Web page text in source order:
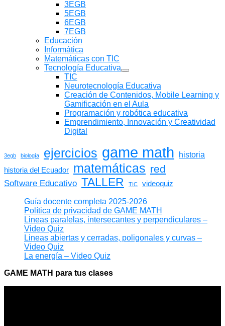
3EGB
5EGB
6EGB
7EGB
Educación
Informática
Matemáticas con TIC
Tecnología Educativa
Mostrar
submenú
TIC
Neurotecnología Educativa
Creación de Contenidos, Mobile Learning y
Gamificación en el Aula
Programación y robótica educativa
Emprendimiento, Innovación y Creatividad
Digital
3egb biología ejercicios game math historia
historia del Ecuador matemáticas red
Software Educativo TALLER TIC videoquiz
Guía docente completa 2025-2026
Política de privacidad de GAME MATH
Lineas paralelas, intersecantes y perpendiculares –
Video Quiz
Lineas abiertas y cerradas, poligonales y curvas –
Video Quiz
La energía – Video Quiz
GAME MATH para tus clases